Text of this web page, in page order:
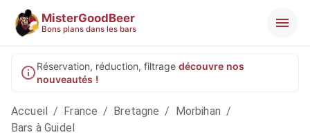
MisterGoodBeer
Bons plans dans les bars
Réservation, réduction, filtrage découvre nos
nouveautés !
Accueil / France / Bretagne / Morbihan /
Bars à Guidel